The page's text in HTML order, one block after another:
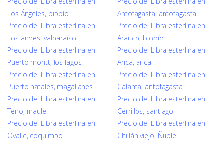
Los Ángeles, biobío
Precio del Libra esterlina en
Los andes, valparaíso
Precio del Libra esterlina en
Puerto montt, los lagos
Precio del Libra esterlina en
Puerto natales, magallanes
Precio del Libra esterlina en
Teno, maule
Precio del Libra esterlina en
Ovalle, coquimbo
Antofagasta, antofagasta
Precio del Libra esterlina en
Arauco, biobío
Precio del Libra esterlina en
Arica, arica
Precio del Libra esterlina en
Calama, antofagasta
Precio del Libra esterlina en
Cerrillos, santiago
Precio del Libra esterlina en
Chillán viejo, Ñuble